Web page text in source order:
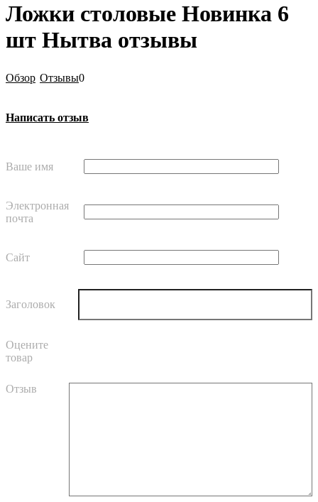
Ложки столовые Новинка 6
шт Нытва отзывы
Обзор Отзывы0
Написать отзыв
Ваше имя
Электронная
почта
Сайт
Заголовок
Оцените
товар
Отзыв